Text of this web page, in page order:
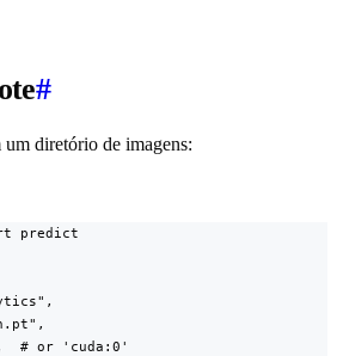
#
diretório de imagens:
predict
# or 'cuda:0'